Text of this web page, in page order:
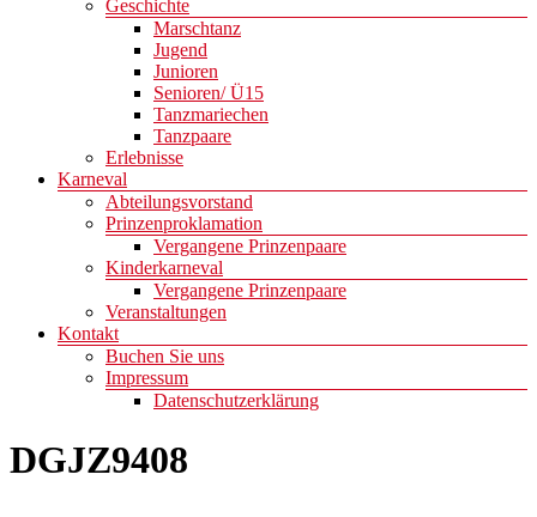
Geschichte
Marschtanz
Jugend
Junioren
Senioren/ Ü15
Tanzmariechen
Tanzpaare
Erlebnisse
Karneval
Abteilungsvorstand
Prinzenproklamation
Vergangene Prinzenpaare
Kinderkarneval
Vergangene Prinzenpaare
Veranstaltungen
Kontakt
Buchen Sie uns
Impressum
Datenschutzerklärung
DGJZ9408